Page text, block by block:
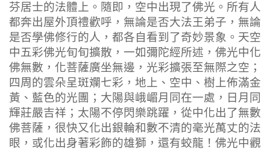
芬居士的法體上。隨即，空中出現了佛光。所有人
都奔出屋外頂禮歡呼，無論是否大法王弟子，無論
是否學佛修行的人，都各自看到了奇妙景象。天空
中五彩佛光旬旬擴散，一如彌陀經所述，佛光中化
佛無數，化菩薩廣坐無邊，光彩擴張至無際之空；
四周的雲朵呈斑斕七彩，地上、空中、樹上佈滿金
黃、藍色的光團；大陽與峨嵋月同在一處，日月同
輝莊嚴吉祥；太陽不停閃樂跳躍，從中化出了無數
佛菩薩，很快又化出銀輪和數不清的毫光萬丈的法
眼，或化出身著彩飾的雄獅，還有蛟龍！佛光中觀